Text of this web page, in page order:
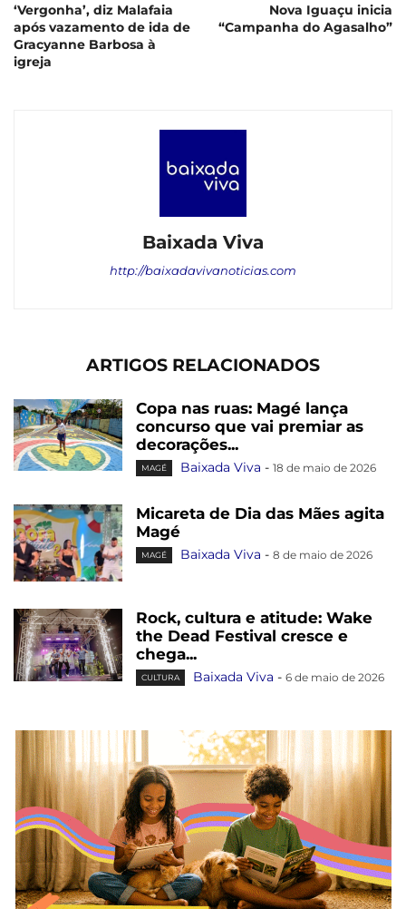
‘Vergonha’, diz Malafaia
após vazamento de ida de
Gracyanne Barbosa à
igreja
Nova Iguaçu inicia
“Campanha do Agasalho”
Baixada Viva
http://baixadavivanoticias.com
ARTIGOS RELACIONADOS
Copa nas ruas: Magé lança
concurso que vai premiar as
decorações...
MAGÉ Baixada Viva - 18 de maio de 2026
Micareta de Dia das Mães agita
Magé
MAGÉ Baixada Viva - 8 de maio de 2026
Rock, cultura e atitude: Wake
the Dead Festival cresce e
chega...
CULTURA Baixada Viva - 6 de maio de 2026